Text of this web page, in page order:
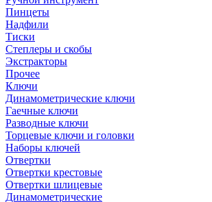
Пинцеты
Надфили
Тиски
Степлеры и скобы
Экстракторы
Прочее
Ключи
Динамометрические ключи
Гаечные ключи
Разводные ключи
Торцевые ключи и головки
Наборы ключей
Отвертки
Отвертки крестовые
Отвертки шлицевые
Динамометрические